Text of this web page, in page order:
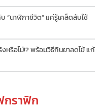
บ “นาฬิกาชีวิต” แค่รู้เคล็ดลับใช้
หรือไม่!? พร้อมวิธีกินยาลดไข้ แก้
กราฟิก